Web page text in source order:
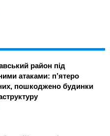
район під
атаками: п’ятеро
пошкоджено будинки